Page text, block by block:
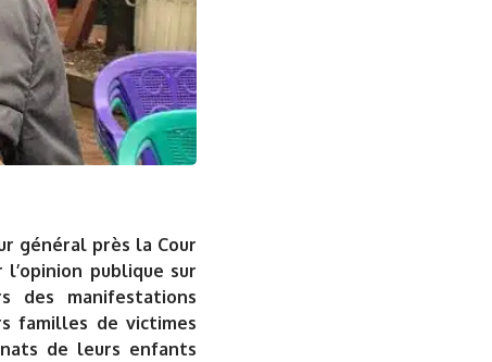
général près la Cour
l’opinion publique sur
des manifestations
familles de victimes
de leurs enfants